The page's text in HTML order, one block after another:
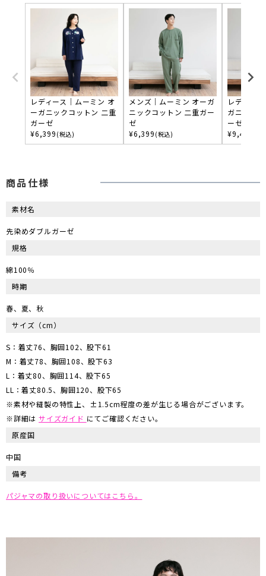
レディース｜ムーミン オ
ーガニックコットン 二重
ガーゼ
¥6,399 (税込)
メンズ｜ムーミン オーガ
ニックコットン 二重ガー
ゼ
¥6,399 (税込)
レディー
ガニック
ーゼ ヘリ
¥9,479
商品仕様
素材名
先染めダブルガーゼ
規格
綿100％
時期
春、夏、秋
サイズ （cm）
S：着丈76、胸囲102、股下61
M：着丈78、胸囲108、股下63
L：着丈80、胸囲114、股下65
LL：着丈80.5、胸囲120、股下65
※素材や縫製の特性上、±1.5cm程度の差が生じる場合がございます。
※詳細は サイズガイド にてご確認ください。
原産国
中国
備考
パジャマの取り扱いについてはこちら。